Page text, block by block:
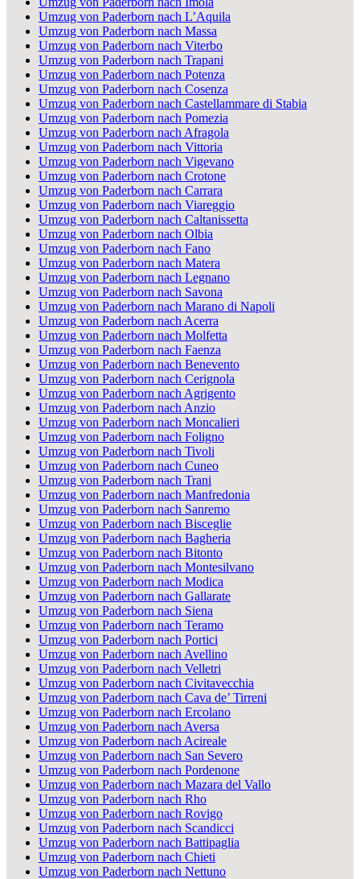
Umzug von Paderborn nach L’Aquila
Umzug von Paderborn nach Massa
Umzug von Paderborn nach Viterbo
Umzug von Paderborn nach Trapani
Umzug von Paderborn nach Potenza
Umzug von Paderborn nach Cosenza
Umzug von Paderborn nach Castellammare di Stabia
Umzug von Paderborn nach Pomezia
Umzug von Paderborn nach Afragola
Umzug von Paderborn nach Vittoria
Umzug von Paderborn nach Vigevano
Umzug von Paderborn nach Crotone
Umzug von Paderborn nach Carrara
Umzug von Paderborn nach Viareggio
Umzug von Paderborn nach Caltanissetta
Umzug von Paderborn nach Olbia
Umzug von Paderborn nach Fano
Umzug von Paderborn nach Matera
Umzug von Paderborn nach Legnano
Umzug von Paderborn nach Savona
Umzug von Paderborn nach Marano di Napoli
Umzug von Paderborn nach Acerra
Umzug von Paderborn nach Molfetta
Umzug von Paderborn nach Faenza
Umzug von Paderborn nach Benevento
Umzug von Paderborn nach Cerignola
Umzug von Paderborn nach Agrigento
Umzug von Paderborn nach Anzio
Umzug von Paderborn nach Moncalieri
Umzug von Paderborn nach Foligno
Umzug von Paderborn nach Tivoli
Umzug von Paderborn nach Cuneo
Umzug von Paderborn nach Trani
Umzug von Paderborn nach Manfredonia
Umzug von Paderborn nach Sanremo
Umzug von Paderborn nach Bisceglie
Umzug von Paderborn nach Bagheria
Umzug von Paderborn nach Bitonto
Umzug von Paderborn nach Montesilvano
Umzug von Paderborn nach Modica
Umzug von Paderborn nach Gallarate
Umzug von Paderborn nach Siena
Umzug von Paderborn nach Teramo
Umzug von Paderborn nach Portici
Umzug von Paderborn nach Avellino
Umzug von Paderborn nach Velletri
Umzug von Paderborn nach Civitavecchia
Umzug von Paderborn nach Cava de’ Tirreni
Umzug von Paderborn nach Ercolano
Umzug von Paderborn nach Aversa
Umzug von Paderborn nach Acireale
Umzug von Paderborn nach San Severo
Umzug von Paderborn nach Pordenone
Umzug von Paderborn nach Mazara del Vallo
Umzug von Paderborn nach Rho
Umzug von Paderborn nach Rovigo
Umzug von Paderborn nach Scandicci
Umzug von Paderborn nach Battipaglia
Umzug von Paderborn nach Chieti
Umzug von Paderborn nach Nettuno